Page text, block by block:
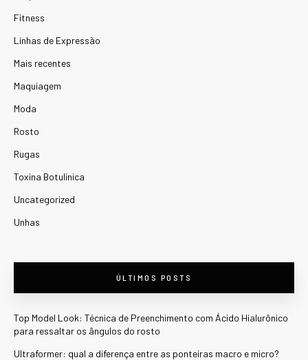
Fitness
Linhas de Expressão
Mais recentes
Maquiagem
Moda
Rosto
Rugas
Toxina Botulínica
Uncategorized
Unhas
ÚLTIMOS POSTS
Top Model Look: Técnica de Preenchimento com Ácido Hialurônico
para ressaltar os ângulos do rosto
Ultraformer: qual a diferença entre as ponteiras macro e micro?